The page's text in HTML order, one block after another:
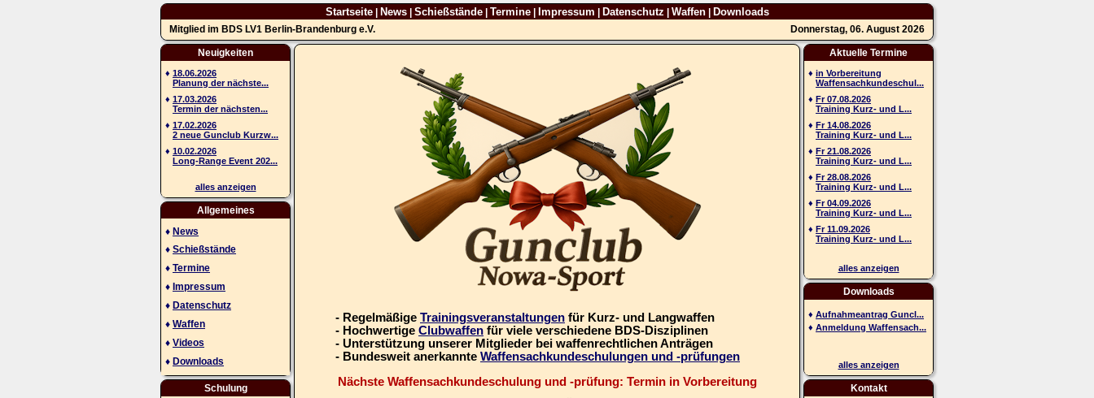
Startseite| News| Schießstände| Termine| Impressum Datenschutz Waffen| Downloads
Mitglied im BDS LV1 Berlin-Brandenburg e.V. Donnerstag, 06. August 2026
Neuigkeiten
♦ 18.06.2026
Planung der nächste...
♦ 17.03.2026
Termin der nächsten...
♦ 17.02.2026
2 neue Gunclub Kurzw...
♦ 10.02.2026
Long-Range Event 202...
alles anzeigen
Allgemeines
♦ News
♦ Schießstände
♦ Termine
♦ Impressum
♦ Datenschutz
♦ Waffen
♦ Videos
♦ Downloads
Schulung
- Regelmäßige Trainingsveranstaltungen für Kurz- und Langwaffen
- Hochwertige Clubwaffen für viele verschiedene BDS-Disziplinen
- Unterstützung unserer Mitglieder bei waffenrechtlichen Anträgen
- Bundesweit anerkannte Waffensachkundeschulungen und -prüfungen
Nächste Waffensachkundeschulung und -prüfung: Termin in Vorbereitung
Aktuelle Termine
♦ in Vorbereitung
Waffensachkundeschul...
♦ Fr 07.08.2026
Training Kurz- und L...
♦ Fr 14.08.2026
Training Kurz- und L...
♦ Fr 21.08.2026
Training Kurz- und L...
♦ Fr 28.08.2026
Training Kurz- und L...
♦ Fr 04.09.2026
Training Kurz- und L...
♦ Fr 11.09.2026
Training Kurz- und L...
alles anzeigen
Downloads
♦ Aufnahmeantrag Guncl...
♦ Anmeldung Waffensach...
alles anzeigen
Kontakt